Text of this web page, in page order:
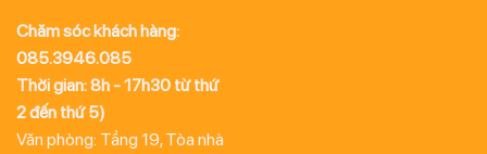
Chăm sóc khách hàng:
085.3946.085
Thời gian: 8h - 17h30 từ thứ
2 đến thứ 5)
Văn phòng: Tầng 19, Tòa nhà